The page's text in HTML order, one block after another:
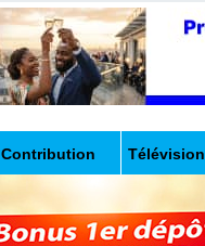
Contribution Télévision